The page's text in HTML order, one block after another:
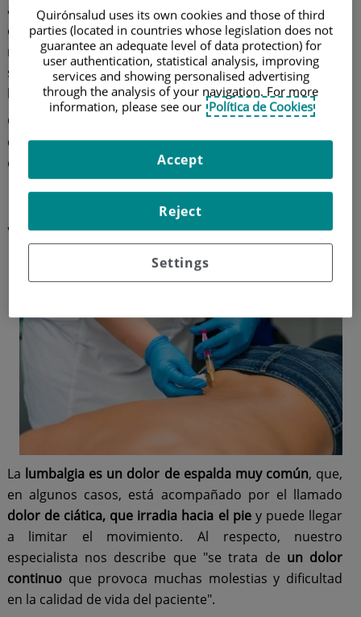
al espacio epiduralconsiguen evitar la cirugía, reducir
el tiempo de recuperación y la necesidad de tomar
medicación, mejorando en gran medida la
sintomatología y permitiendo la vuelta a la rutina de
los pacientes".
Conoce
cómo actúa la terapia del ozono, así como los
detalles de la ciática y su relación con la hernia de
disco.
Relación entre lumbalgia, ciática
y hernia discal
La lumbalgia es un dolor de espalda muy común, que,
en algunos casos, está acompañado por el llamado
dolor de ciática, que irradia hacia el piey puede llegar
a limitar el movimiento. Al respecto, nuestro
especialista nos describe que "se trata de un dolor
continuoque provoca muchas molestias y dificultad
en la calidad de vida del paciente".
Quirónsalud uses its own cookies and those of third
parties (located in countries whose legislation does not
guarantee an adequate level of data protection) for
user authentication, statistical analysis, improving
services and showing personalised advertising
through the analysis of your navigation. For more
information, please see our Política de Cookies
Settings
Reject
Accept